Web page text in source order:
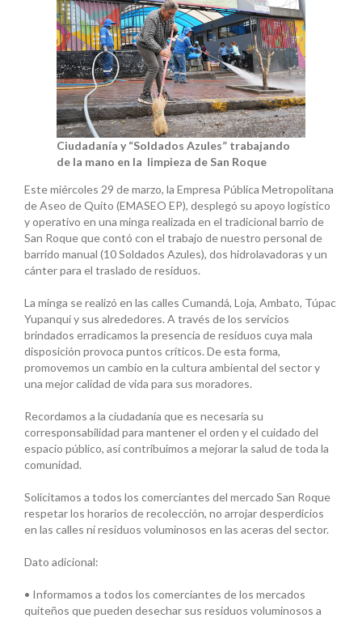
Ciudadanía y “Soldados Azules” trabajando
de la mano en la limpieza de San Roque
Este miércoles 29 de marzo, la Empresa Pública Metropolitana
de Aseo de Quito (EMASEO EP), desplegó su apoyo logístico
y operativo en una minga realizada en el tradicional barrio de
San Roque que contó con el trabajo de nuestro personal de
barrido manual (10 Soldados Azules), dos hidrolavadoras y un
cánter para el traslado de residuos.
La minga se realizó en las calles Cumandá, Loja, Ambato, Túpac
Yupanqui y sus alrededores. A través de los servicios
brindados erradicamos la presencia de residuos cuya mala
disposición provoca puntos críticos. De esta forma,
promovemos un cambio en la cultura ambiental del sector y
una mejor calidad de vida para sus moradores.
Recordamos a la ciudadanía que es necesaria su
corresponsabilidad para mantener el orden y el cuidado del
espacio público, así contribuimos a mejorar la salud de toda la
comunidad.
Solicitamos a todos los comerciantes del mercado San Roque
respetar los horarios de recolección, no arrojar desperdicios
en las calles ni residuos voluminosos en las aceras del sector.
Dato adicional:
• Informamos a todos los comerciantes de los mercados
quiteños que pueden desechar sus residuos voluminosos a